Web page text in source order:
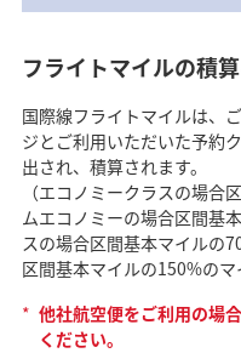
フライトマイルの積
国際線フライトマイルは、
ジとご利用いただいた予約
出され、積算されます。
（エコノミークラスの場合
ムエコノミーの場合区間基
スの場合区間基本マイルの
区間基本マイルの150%のマ
* 他社航空便をご利用の場
ください。